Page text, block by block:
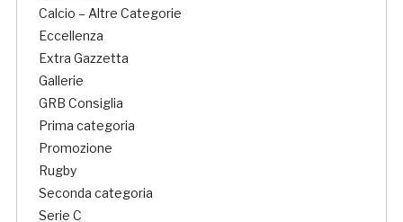
Calcio – Altre Categorie
Eccellenza
Extra Gazzetta
Gallerie
GRB Consiglia
Prima categoria
Promozione
Rugby
Seconda categoria
Serie C